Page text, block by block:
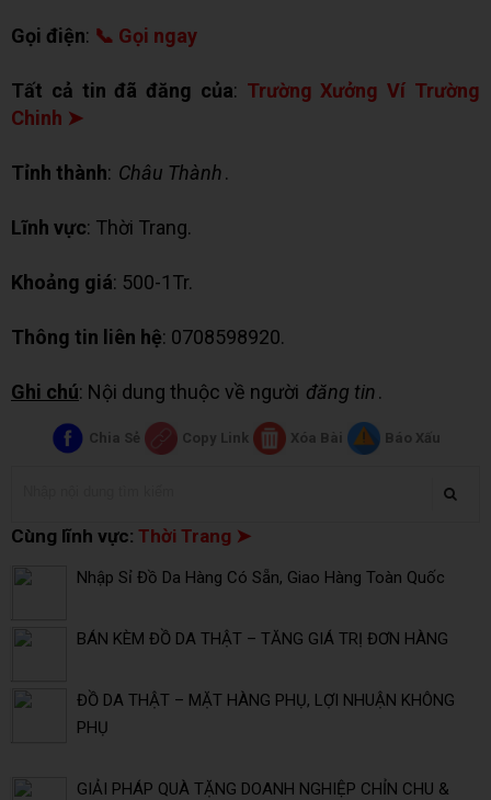
Gọi điện: 📞 Gọi ngay
Tất cả tin đã đăng của: Trường Xưởng Ví Trường
Chinh ➤
Tỉnh thành: Châu Thành.
Lĩnh vực: Thời Trang.
Khoảng giá: 500-1Tr.
Thông tin liên hệ: 0708598920.
Ghi chú: Nội dung thuộc về người đăng tin.
Chia Sẻ Copy Link Xóa Bài Báo Xấu
Cùng lĩnh vực: Thời Trang ➤
Nhập Sỉ Đồ Da Hàng Có Sẵn, Giao Hàng Toàn Quốc
BÁN KÈM ĐỒ DA THẬT – TĂNG GIÁ TRỊ ĐƠN HÀNG
ĐỒ DA THẬT – MẶT HÀNG PHỤ, LỢI NHUẬN KHÔNG
PHỤ
GIẢI PHÁP QUÀ TẶNG DOANH NGHIỆP CHỈN CHU &